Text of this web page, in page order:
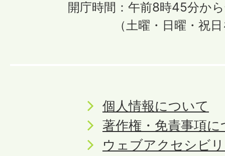
開庁時間：午前8時45分か
（土曜・日曜・祝
個人情報について
著作権・免責事項
ウェブアクセシビ